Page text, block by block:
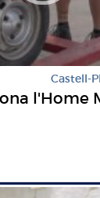
Castell-
l'Home